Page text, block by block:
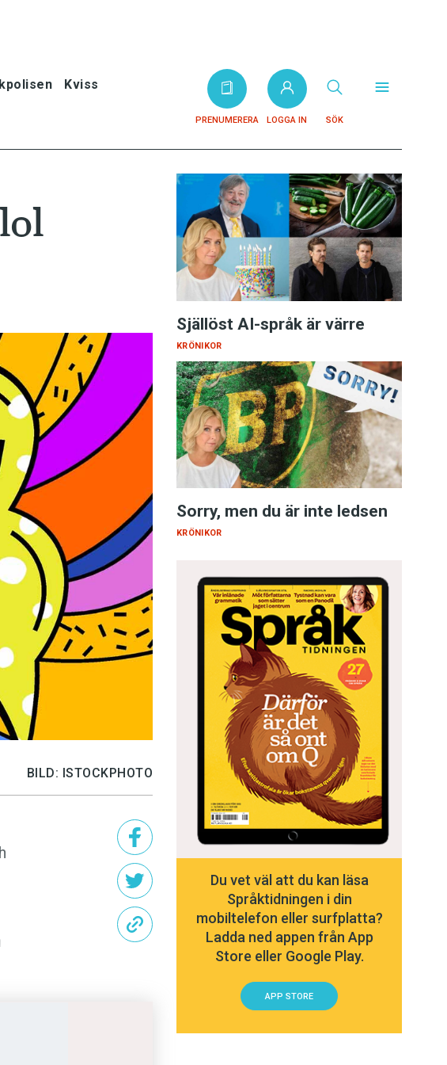
Kviss
PRENUMERERA LOGGA IN SÖK
BILD: ISTOCKPHOTO
Själlöst AI-språk är värre
KRÖNIKOR
Sorry, men du är inte ledsen
KRÖNIKOR
Du vet väl att du kan läsa
Språktidningen i din
mobiltelefon eller surfplatta?
Ladda ned appen från App
Store eller Google Play.
APP STORE